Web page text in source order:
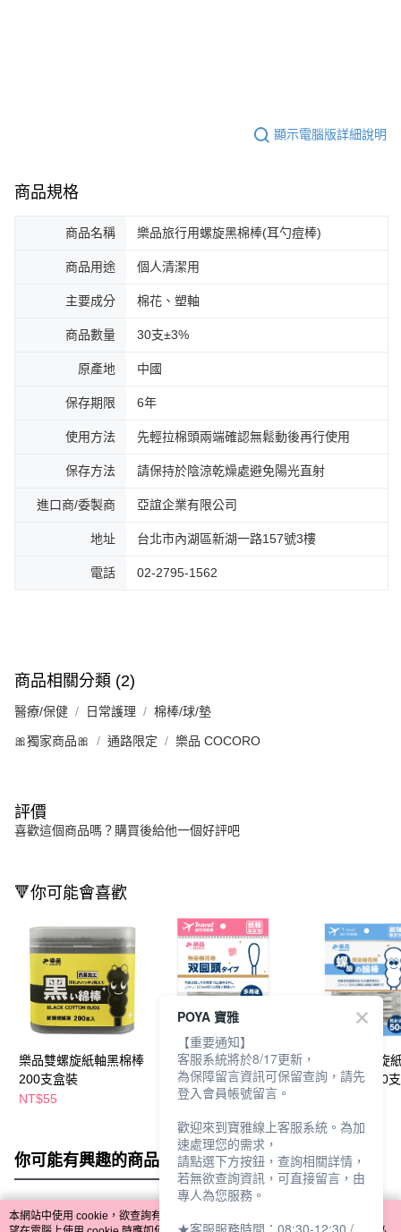
顯示電腦版詳細說明
商品規格
商品名稱 樂品旅行用螺旋黑棉棒(耳勺痘棒)
商品用途 個人清潔用
主要成分 棉花、塑軸
商品數量 30支±3%
原產地 中國
保存期限 6年
使用方法 先輕拉棉頭兩端確認無鬆動後再行使用
保存方法 請保持於陰涼乾燥處避免陽光直射
進口商/委製商 亞誼企業有限公司
地址 台北市內湖區新湖一路157號3樓
電話 02-2795-1562
商品相關分類 (2)
醫療/保健 日常護理 棉棒/球/墊
🎀獨家商品🎀 通路限定 樂品 COCORO
評價
喜歡這個商品嗎？購買後給他一個好評吧
🔻你可能會喜歡
樂品雙螺旋紙軸黑棉棒
200支盒裝
NT$55
樂品旅行用雙圓紙軸棉
花棒(單支包)50支
NT$35
樂品旅行用螺旋
花棒(單支包)50
你可能有興趣的商品 全站排行
本網站中使用 cookie，欲查詢有關本網站使用 cookie 方式之詳情，及若您不希
POYA 寶雅
【重要通知】
客服系統將於8/17更新，
為保障留言資訊可保留查詢，請先
登入會員帳號留言。
歡迎來到寶雅線上客服系統。為加
速處理您的需求，
請點選下方按鈕，查詢相關詳情，
若無欲查詢資訊，可直接留言，由
專人為您服務。
★客服服務時間：08:30-12:30 /